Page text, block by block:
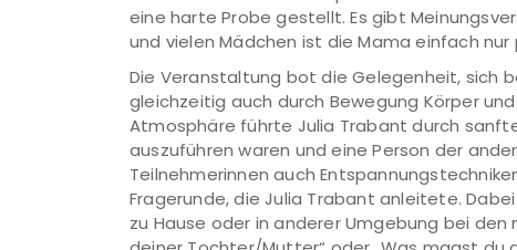
eine harte Probe gestellt. Es gibt
und vielen Mädchen ist die Mama einfach nur
Die Veranstaltung bot die Gelegenheit, sich
gleichzeitig auch durch Bewegung Körper
Atmosphäre führte Julia Trabant durch
auszuführen waren und eine Person der
Teilnehmerinnen auch
Fragerunde, die Julia Trabant anleitete.
zu Hause oder in anderer Umgebung bei